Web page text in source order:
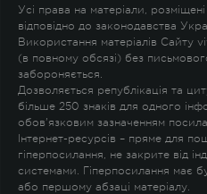
Усі права на матеріали,
відповідно до законодавства
Використання матеріалів Сайту
(в повному обсязі) без
забороняється.
Дозволяється републікація та
більше 250 знаків для одного
обов'язковим зазначенням
Інтернет-ресурсів – пряме для
гіперпосилання, не закрите від
системами. Гіперпосилання має
або першому абзаці матеріалу.